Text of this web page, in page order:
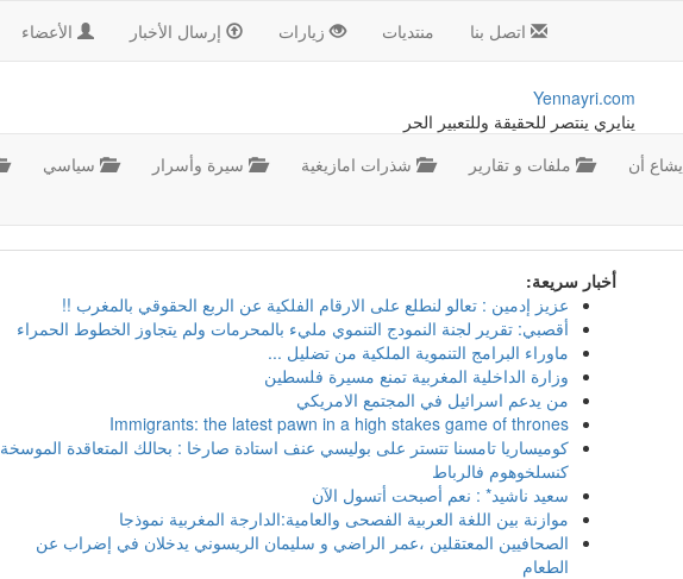
الأعضاء إرسال الأخبار زيارات منتديات اتصل بنا
Yennayri.com
ينايري ينتصر للحقيقة وللتعبير الحر
سياسي سيرة وأسرار شذرات امازيغية ملفات و تقارير يشاع أن
أخبار سريعة:
عزيز إدمين : تعالو لنطلع على الارقام الفلكية عن الربع الحقوقي بالمغرب !!
أقصبي: تقرير لجنة النمودج التنموي مليء بالمحرمات ولم يتجاوز الخطوط الحمراء
ماوراء البرامج التنموية الملكية من تضليل ...
وزارة الداخلية المغربية تمنع مسيرة فلسطين
من يدعم اسرائيل في المجتمع الامريكي
Immigrants: the latest pawn in a high stakes game of thrones
كوميساريا تامسنا تتستر على بوليسي عنف استادة صارخا : بحالك المتعاقدة الموسخة
كنسلخوهوم فالرباط
سعيد ناشيد* : نعم أصبحت أتسول الآن
موازنة بين اللغة العربية الفصحى والعامية:الدارجة المغربية نموذجا
الصحافيين المعتقلين ،عمر الراضي و سليمان الريسوني يدخلان في إضراب عن
الطعام